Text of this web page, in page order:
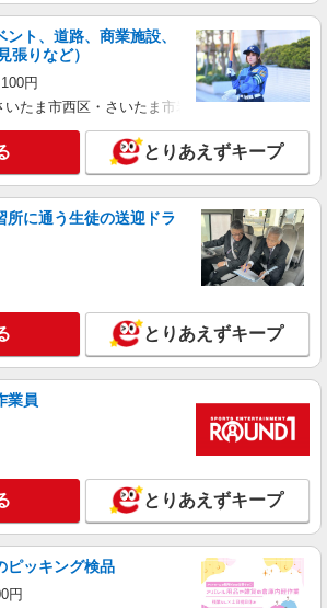
ト、道路、商業施設、
張りなど）
円
いたま市西区・さいたま市岩槻区・久喜市・蓮田
とりあえずキープ
所に通う生徒の送迎ドラ
とりあえずキープ
業員
とりあえずキープ
ピッキング検品
円